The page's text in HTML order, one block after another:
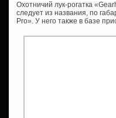
Охотничий лук-рогатка
следует из названия, по
Pro». У него также в базе